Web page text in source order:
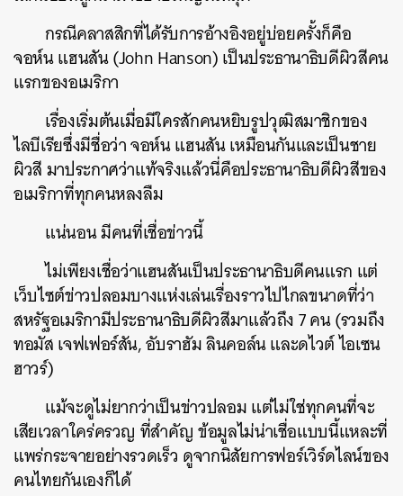
กรณีคลาสสิกที่ได้รับการอ้างอิงอยู่บ่อยครั้งก็คือ
จอห์น แฮนสัน (John Hanson) เป็นประธานาธิบดีผิวสีคน
แรกของอเมริกา
เรื่องเริ่มต้นเมื่อมีใครสักคนหยิบรูปวุฒิสมาชิกของ
ไลบีเรียซึ่งมีชื่อว่า จอห์น แฮนสัน เหมือนกันและเป็นชาย
ผิวสี มาประกาศว่าแท้จริงแล้วนี่คือประธานาธิบดีผิวสีของ
อเมริกาที่ทุกคนหลงลืม
แน่นอน มีคนที่เชื่อข่าวนี้
ไม่เพียงเชื่อว่าแฮนสันเป็นประธานาธิบดีคนแรก แต่
เว็บไซต์ข่าวปลอมบางแห่งเล่นเรื่องราวไปไกลขนาดที่ว่า
สหรัฐอเมริกามีประธานาธิบดีผิวสีมาแล้วถึง 7 คน (รวมถึง
ทอมัส เจฟเฟอร์สัน, อับราฮัม ลินคอล์น และดไวต์ ไอเซน
ฮาวร์)
แม้จะดูไม่ยากว่าเป็นข่าวปลอม แต่ไม่ใช่ทุกคนที่จะ
เสียเวลาใคร่ครวญ ที่สำคัญ ข้อมูลไม่น่าเชื่อแบบนี้แหละที่
แพร่กระจายอย่างรวดเร็ว ดูจากนิสัยการฟอร์เวิร์ดไลน์ของ
คนไทยกันเองก็ได้
SHARE TWEET LINE EMAIL